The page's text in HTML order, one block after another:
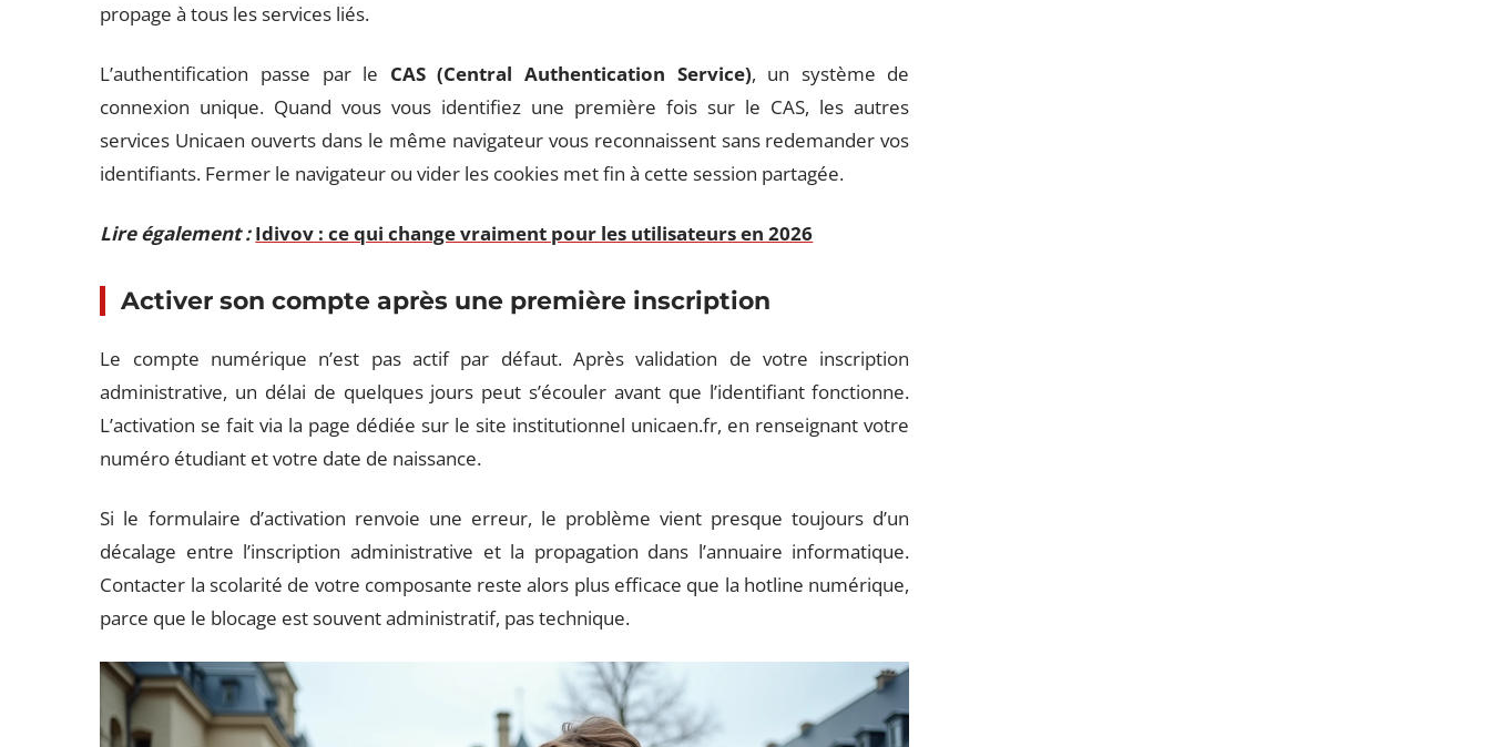
propage à tous les services liés.
L’authentification passe par le CAS (Central Authentication Service), un système de
connexion unique. Quand vous vous identifiez une première fois sur le CAS, les autres
services Unicaen ouverts dans le même navigateur vous reconnaissent sans redemander vos
identifiants. Fermer le navigateur ou vider les cookies met fin à cette session partagée.
Lire également : Idivov : ce qui change vraiment pour les utilisateurs en 2026
Activer son compte après une première inscription
Le compte numérique n’est pas actif par défaut. Après validation de votre inscription
administrative, un délai de quelques jours peut s’écouler avant que l’identifiant fonctionne.
L’activation se fait via la page dédiée sur le site institutionnel unicaen.fr, en renseignant votre
numéro étudiant et votre date de naissance.
Si le formulaire d’activation renvoie une erreur, le problème vient presque toujours d’un
décalage entre l’inscription administrative et la propagation dans l’annuaire informatique.
Contacter la scolarité de votre composante reste alors plus efficace que la hotline numérique,
parce que le blocage est souvent administratif, pas technique.